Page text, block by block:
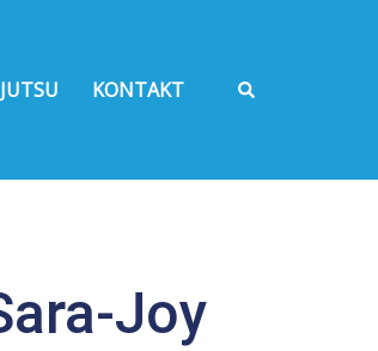
KONTAKT Suche
Joy